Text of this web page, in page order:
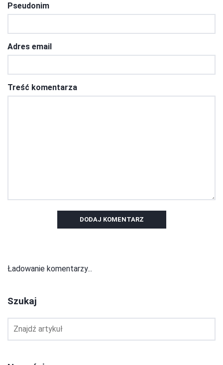
Pseudonim
Adres email
Treść komentarza
DODAJ KOMENTARZ
Ładowanie komentarzy...
Szukaj